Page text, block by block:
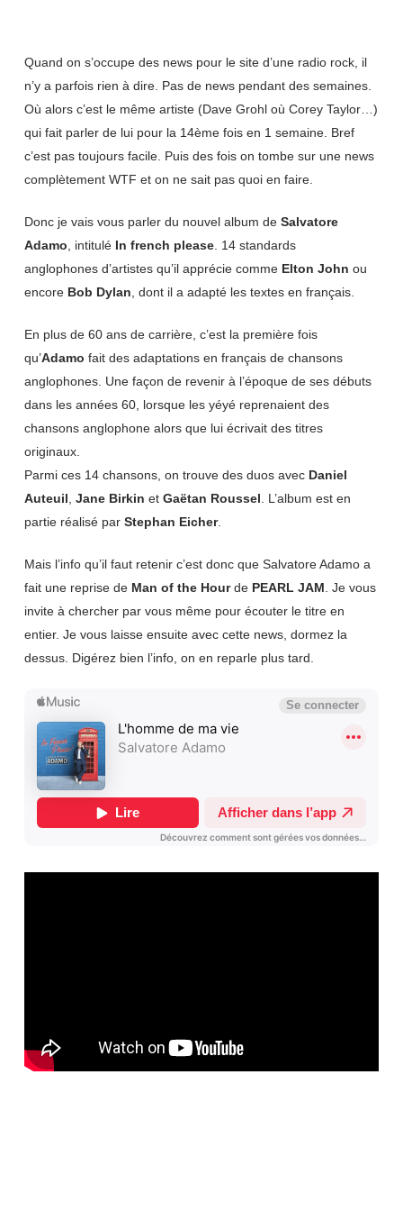
Quand on s’occupe des news pour le site d’une radio rock, il
n’y a parfois rien à dire. Pas de news pendant des semaines.
Où alors c’est le même artiste (Dave Grohl où Corey Taylor…)
qui fait parler de lui pour la 14ème fois en 1 semaine. Bref
c’est pas toujours facile. Puis des fois on tombe sur une news
complètement WTF et on ne sait pas quoi en faire.
Donc je vais vous parler du nouvel album de Salvatore
Adamo , intitulé In french please. 14 standards
anglophones d’artistes qu’il apprécie comme Elton John ou
encore Bob Dylan , dont il a adapté les textes en français.
En plus de 60 ans de carrière, c’est la première fois
qu’Adamo fait des adaptations en français de chansons
anglophones. Une façon de revenir à l’époque de ses débuts
dans les années 60, lorsque les yéyé reprenaient des
chansons anglophone alors que lui écrivait des titres
originaux.
Parmi ces 14 chansons, on trouve des duos avec Daniel
Auteuil Jane Birkin et Gaëtan Roussel . L’album est en
partie réalisé par Stephan Eicher.
Mais l’info qu’il faut retenir c’est donc que Salvatore Adamo a
fait une reprise de Man of the Hourde PEARL JAM . Je vous
invite à chercher par vous même pour écouter le titre en
entier. Je vous laisse ensuite avec cette news, dormez la
dessus. Digérez bien l’info, on en reparle plus tard.